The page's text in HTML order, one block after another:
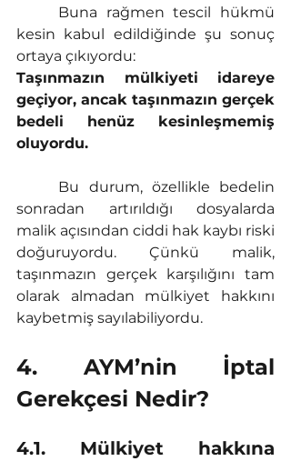
kesin kabul edildiğinde şu sonuç
ortaya çıkıyordu:
Taşınmazın mülkiyeti idareye
geçiyor, ancak taşınmazın gerçek
bedeli henüz kesinleşmemiş
oluyordu.
sonradan artırıldığı dosyalarda
malik açısından ciddi hak kaybı riski
doğuruyordu. Çünkü malik,
taşınmazın gerçek karşılığını tam
olarak almadan mülkiyet hakkını
kaybetmiş sayılabiliyordu.
4. AYM’nin İptal
Gerekçesi Nedir?
4.1. Mülkiyet hakkına